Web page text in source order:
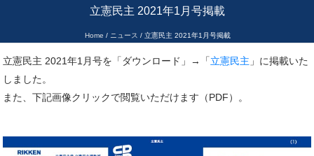
立憲民主 2021年1月号掲載
Home / ニュース / 立憲民主 2021年1月号掲載
立憲民主 2021年1月号を「ダウンロード」→「立憲民主 」に掲載いた
しました。
また、下記画像クリックで閲覧いただけます（PDF）。